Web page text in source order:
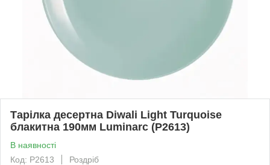
Тарілка десертна Diwali Light Turquoise
блакитна 190мм Luminarc (P2613)
В наявності
Код: P2613
Роздріб